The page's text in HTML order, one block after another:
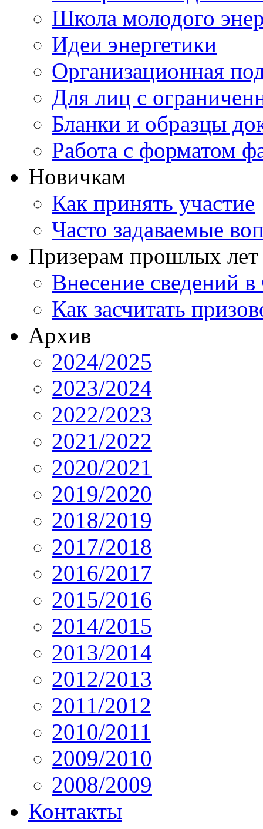
Школа молодого
Идеи энергетики
Организационная
Для лиц с
Бланки и образцы
Работа с форматом
Новичкам
Как принять участие
Часто задаваемые
Призерам прошлых лет
Внесение
Как засчитать
Архив
2024/2025
2023/2024
2022/2023
2021/2022
2020/2021
2019/2020
2018/2019
2017/2018
2016/2017
2015/2016
2014/2015
2013/2014
2012/2013
2011/2012
2010/2011
2009/2010
2008/2009
Контакты